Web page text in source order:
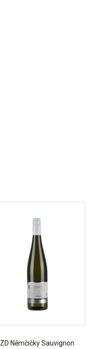
ZD Němčičky Sauvignon